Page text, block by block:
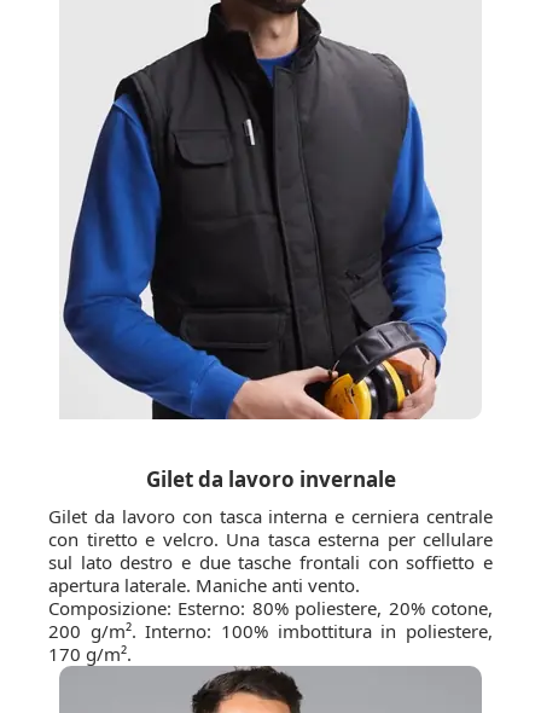
Gilet da lavoro invernale
Gilet da lavoro con tasca interna e cerniera centrale
con tiretto e velcro. Una tasca esterna per cellulare
sul lato destro e due tasche frontali con soffietto e
apertura laterale. Maniche anti vento.
Composizione: Esterno: 80% poliestere, 20% cotone,
200 g/m². Interno: 100% imbottitura in poliestere,
170 g/m².